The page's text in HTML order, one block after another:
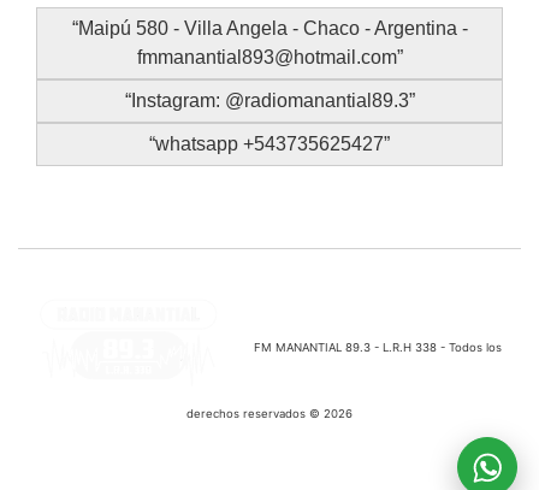
Maipú 580 - Villa Angela - Chaco - Argentina -
fmmanantial893@hotmail.com
Instagram: @radiomanantial89.3
whatsapp +543735625427
FM MANANTIAL 89.3 - L.R.H 338 - Todos los
derechos reservados © 2026